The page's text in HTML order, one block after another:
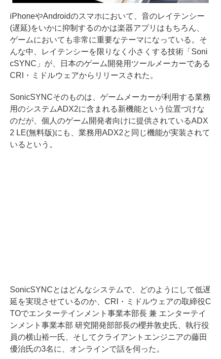
iPhoneやAndroidのスマホにおいて、音のレイテンシー
(遅延)をいかに抑制するのかは楽器アプリはもちろん、
ゲームにおいても非常に重要なテーマになっている。そ
んな中、レイテンシーを限りなく小さくする技術「Soni
cSYNC」が、日本のゲーム開発用ツールメーカーである
CRI・ミドルウェアからリリースされた。
SonicSYNCそのものは、ゲームメーカーが利用する業務
用のシステムADX2に含まれる新機能という位置づけな
のだが、個人のゲーム開発者向けに提供されているADX
2 LE(無料版)にも、業務用ADX2と同じ機能が実装されて
いるという。
SonicSYNCとはどんなシステムで、どのようにして低遅
延を実現させているのか、CRI・ミドルウェアの取締役C
TOでエンターテインメント事業本部長 兼 エンターテイ
ンメント事業本部 研究開発部部長の櫻井敦史氏、執行役
員の横山裕一氏、そしてクライアントエンジニアの藤田
優治氏の3名に、オンラインで話を伺った。